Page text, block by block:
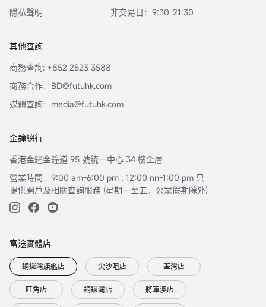
隱私聲明
非交易日：9:30-21:30
其他查詢
商務查詢: +852 2523 3588
商務合作：BD@futuhk.com
媒體查詢：media@futuhk.com
金鐘總行
香港金鐘金鐘道 95 號統一中心 34 樓全層
營業時間：9:00 am-6:00 pm ; 12:00 nn-1:00 pm 只
提供開戶及相關查詢服務 (星期一至五，公眾假期除外)
富途實體店
銅鑼灣旗艦店 尖沙咀店 荃灣店
旺角店 銅鑼灣店 將軍澳店